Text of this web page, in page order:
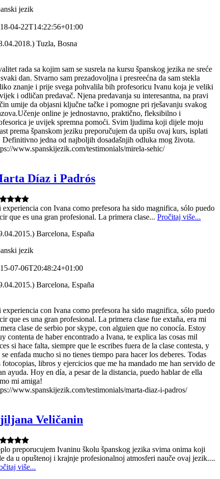
jezik
04-22T14:22:56+01:00
Tuzla, Bosna
rada sa kojim sam se susrela na kursu španskog jezika ne sreće
dan. Stvarno sam prezadovoljna i presreećna da sam stekla
znanje i prije svega pohvalila bih profesoricu Ivanu koja je veliki
i odličan predavač. Njena predavanja su interesantna, na pravi
umije da objasni ključne tačke i pomogne pri rješavanju svakog
online je jednostavno, praktično, fleksibilno i
je uvijek spremna pomoći. Svim ljudima koji dijele moju
prema španskom jeziku preporučujem da upišu ovaj kurs, isplati
Definitivno jedna od najboljih dosadašnjih odluka mog života.
www.spanskijezik.com/testimonials/mirela-sehic/
Díaz i Padrós
experiencia con Ivana como prefesora ha sido magnifica, sólo puedo
que es una gran profesional. La primera clase... Pročitaj više...
Barcelona, España
jezik
07-06T20:48:24+01:00
Barcelona, España
experiencia con Ivana como prefesora ha sido magnifica, sólo puedo
que es una gran profesional. La primera clase fue extaña, era mi
clase de serbio por skype, con alguien que no conocía. Estoy
contenta de haber encontrado a Ivana, te explica las cosas mil
si hace falta, siempre que le escribes fuera de la clase contesta, y
se enfada mucho si no tienes tiempo para hacer los deberes. Todas
fotocopias, libros y ejercicios que me ha mandado me han servido de
ayuda. Hoy en día, a pesar de la distancia, puedo hablar de ella
mi amiga!
www.spanskijezik.com/testimonials/marta-diaz-i-padros/
Veličanin
preporucujem Ivaninu školu španskog jezika svima onima koji
da u opuštenoj i krajnje profesionalnoj atmosferi nauče ovaj jezik....
više...